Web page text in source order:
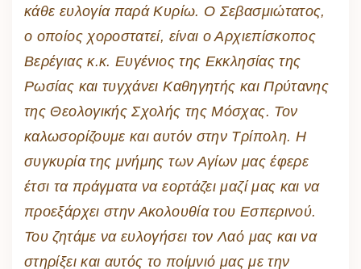
κάθε ευλογία παρά Κυρίω. Ο Σεβασμιώτατος,
ο οποίος χοροστατεί, είναι ο Αρχιεπίσκοπος
Βερέγιας κ.κ. Ευγένιος της Εκκλησίας της
Ρωσίας και τυγχάνει Καθηγητής και Πρύτανης
της Θεολογικής Σχολής της Μόσχας. Τον
καλωσορίζουμε και αυτόν στην Τρίπολη. Η
συγκυρία της μνήμης των Αγίων μας έφερε
έτσι τα πράγματα να εορτάζει μαζί μας και να
προεξάρχει στην Ακολουθία του Εσπερινού.
Του ζητάμε να ευλογήσει τον Λαό μας και να
στηρίξει και αυτός το ποίμνιό μας με την